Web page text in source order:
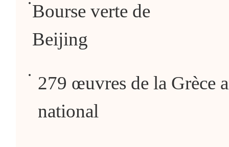
Bourse verte de
Beijing
279 œuvres de la Grèce
national